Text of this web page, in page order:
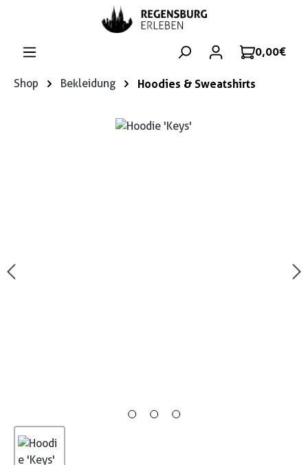
Zum Hauptinhalt springen
0,00 €
Shop Bekleidung Hoodies & Sweatshirts
Bildergalerie überspringen